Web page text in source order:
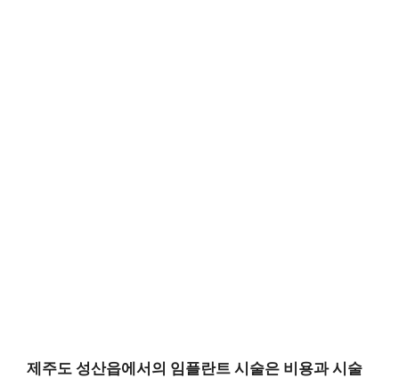
제주도 성산읍에서의 임플란트 시술은 비용과 시술